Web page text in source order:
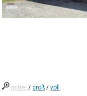
mittel /groß /voll